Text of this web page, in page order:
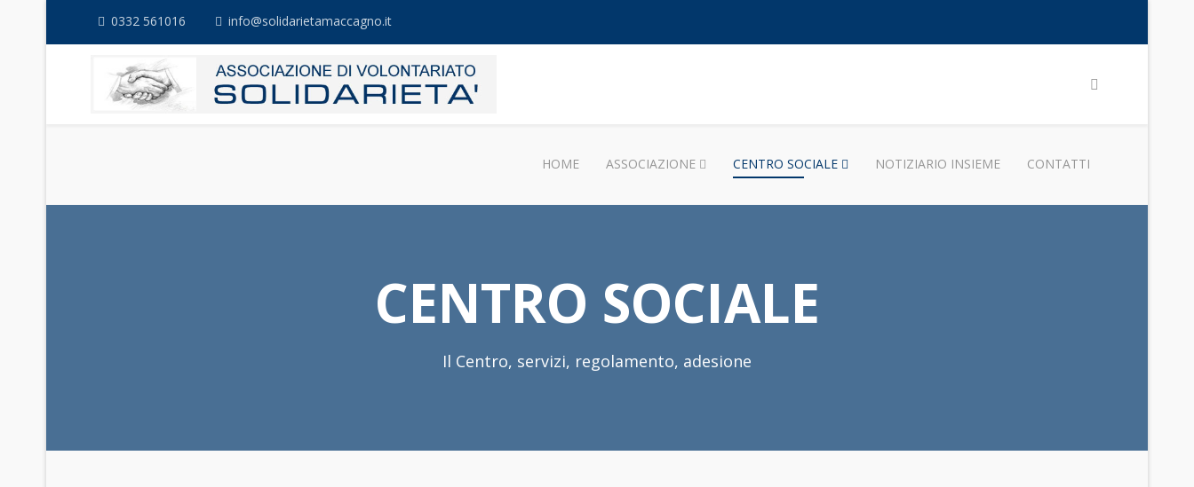
0332 561016 info@solidarietamaccagno.it
HOME ASSOCIAZIONE CENTRO SOCIALE NOTIZIARIO INSIEME CONTATTI
CENTRO SOCIALE
Il Centro, servizi, regolamento, adesione